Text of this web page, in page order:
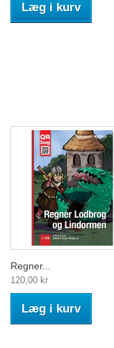
Læg i kurv
Regner...
120,00 kr
Læg i kurv